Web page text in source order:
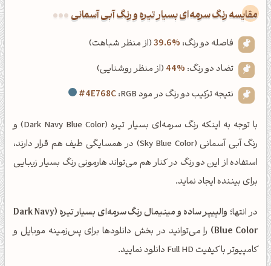
‌مقایسه رنگ سرمه‌ای بسیار تیره و رنگ آبی آسمانی
فاصله دو رنگ: 39.6%(از منظر شباهت)
تضاد دو رنگ: 44% (از منظر روشنایی)
نتیجه ترکیب دو رنگ در مود RGB:
#4E768C
با توجه به اینکه رنگ سرمه‌ای بسیار تیره (Dark Navy Blue Color) و
رنگ آبی آسمانی (Sky Blue Color) در همسایگی طیف هم قرار دارند،
استفاده از این دو رنگ در کنار هم می‌تواند هارمونی رنگ بسیار زیبایی
برای بیننده ایجاد نماید.
در انتها؛
والپیپر ساده و مینیمال رنگ سرمه‌ای بسیار تیره (Dark Navy
Blue Color) را می‌توانید در بخش دانلودها برای پس‌زمینه موبایل و
کامپیوتر با کیفیت Full HD دانلود نمایید.